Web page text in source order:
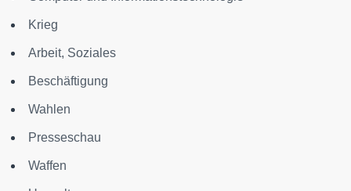
Krieg
Arbeit, Soziales
Beschäftigung
Wahlen
Presseschau
Waffen